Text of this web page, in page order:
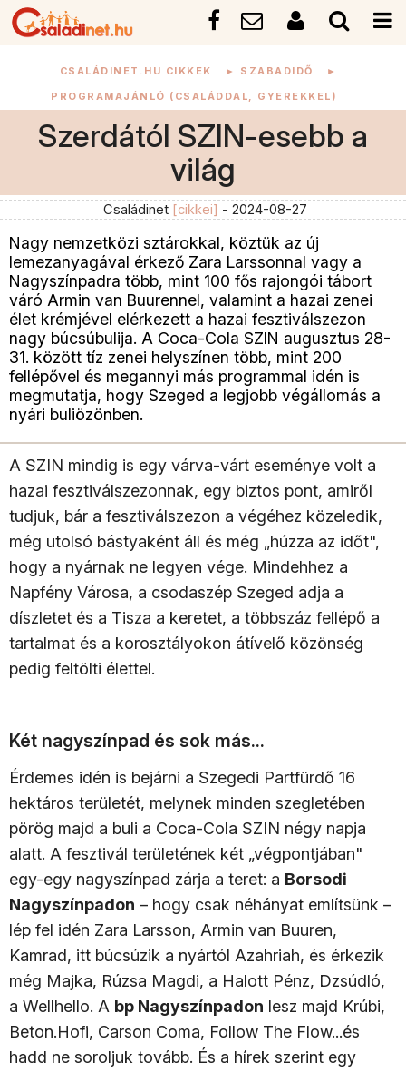
CSALÁDINET.HU CIKKEK ► SZABADIDŐ ►
PROGRAMAJÁNLÓ (CSALÁDDAL, GYEREKKEL)
Szerdától SZIN-esebb a
világ
Családinet [cikkei] - 2024-08-27
Nagy nemzetközi sztárokkal, köztük az új
lemezanyagával érkező Zara Larssonnal vagy a
Nagyszínpadra több, mint 100 fős rajongói tábort
váró Armin van Buurennel, valamint a hazai zenei
élet krémjével elérkezett a hazai fesztiválszezon
nagy búcsúbulija. A Coca-Cola SZIN augusztus 28-
31. között tíz zenei helyszínen több, mint 200
fellépővel és megannyi más programmal idén is
megmutatja, hogy Szeged a legjobb végállomás a
nyári buliözönben.
A SZIN mindig is egy várva-várt eseménye volt a
hazai fesztiválszezonnak, egy biztos pont, amiről
tudjuk, bár a fesztiválszezon a végéhez közeledik,
még utolsó bástyaként áll és még „húzza az időt",
hogy a nyárnak ne legyen vége. Mindehhez a
Napfény Városa, a csodaszép Szeged adja a
díszletet és a Tisza a keretet, a többszáz fellépő a
tartalmat és a korosztályokon átívelő közönség
pedig feltölti élettel.
Két nagyszínpad és sok más...
Érdemes idén is bejárni a Szegedi Partfürdő 16
hektáros területét, melynek minden szegletében
pörög majd a buli a Coca-Cola SZIN négy napja
alatt. A fesztivál területének két „végpontjában"
egy-egy nagyszínpad zárja a teret: a Borsodi
Nagyszínpadon – hogy csak néhányat említsünk –
lép fel idén Zara Larsson, Armin van Buuren,
Kamrad, itt búcsúzik a nyártól Azahriah, és érkezik
még Majka, Rúzsa Magdi, a Halott Pénz, Dzsúdló,
a Wellhello. A bp Nagyszínpadon lesz majd Krúbi,
Beton.Hofi, Carson Coma, Follow The Flow...és
hadd ne soroljuk tovább. És a hírek szerint egy